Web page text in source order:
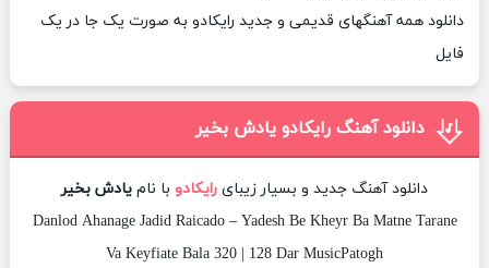
دانلود همه آهنگهای قدیمی و جدید رایکادو به صورت یک جا در یک
فایل
دانلود آهنگ رایکادو یادش بخیر
دانلود آهنگ جدید و بسیار زیبای رایکادو با نام یادش بخیر
Danlod Ahanage Jadid Raicado – Yadesh Be Kheyr Ba Matne Tarane
Va Keyfiate Bala 320 | 128 Dar MusicPatogh